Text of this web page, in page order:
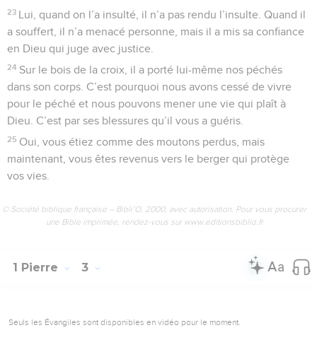
23 Lui, quand on l’a insulté, il n’a pas rendu l’insulte. Quand il
a souffert, il n’a menacé personne, mais il a mis sa confiance
en Dieu qui juge avec justice.
24 Sur le bois de la croix, il a porté lui-même nos péchés
dans son corps. C’est pourquoi nous avons cessé de vivre
pour le péché et nous pouvons mener une vie qui plaît à
Dieu. C’est par ses blessures qu’il vous a guéris.
25 Oui, vous étiez comme des moutons perdus, mais
maintenant, vous êtes revenus vers le berger qui protège
vos vies.
© Société biblique française – Bibli’O, 2000, avec autorisation. Pour vous procurer
une Bible imprimée, rendez-vous sur www.editionsbiblio.fr
1 Pierre 3
Seuls les Évangiles sont disponibles en vidéo pour le moment.